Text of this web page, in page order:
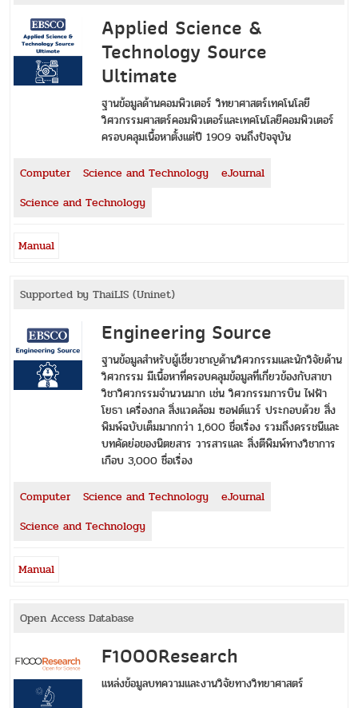
Applied Science &
Technology Source
Ultimate
ฐานข้อมูลด้านคอมพิวเตอร์ วิทยาศาสตร์เทคโนโลยี
วิศวกรรมศาสตร์คอมพิวเตอร์และเทคโนโลยีคอมพิวเตอร์
ครอบคลุมเนื้อหาตั้งแต่ปี 1909 จนถึงปัจจุบัน
Computer Science and Technology
eJournal
Science and Technology
Manual
Supported by ThaiLIS (Uninet)
Engineering Source
ฐานข้อมูลสำหรับผู้เชี่ยวชาญด้านวิศวกรรมและนักวิจัยด้าน
วิศวกรรม มีเนื้อหาที่ครอบคลุมข้อมูลที่เกี่ยวข้องกับสาขา
วิชาวิศวกรรมจำนวนมาก เช่น วิศวกรรมการบิน ไฟฟ้า
โยธา เครื่องกล สิ่งแวดล้อม ซอฟต์แวร์ ประกอบด้วย สิ่ง
พิมพ์ฉบับเต็มมากกว่า 1,600 ชื่อเรื่อง รวมถึงดรรชนีและ
บทคัดย่อของนิตยสาร วารสารและ สิ่งตีพิมพ์ทางวิชาการ
เกือบ 3,000 ชื่อเรื่อง
Computer Science and Technology
eJournal
Science and Technology
Manual
Open Access Database
F1000Research
แหล่งข้อมูลบทความและงานวิจัยทางวิทยาศาสตร์